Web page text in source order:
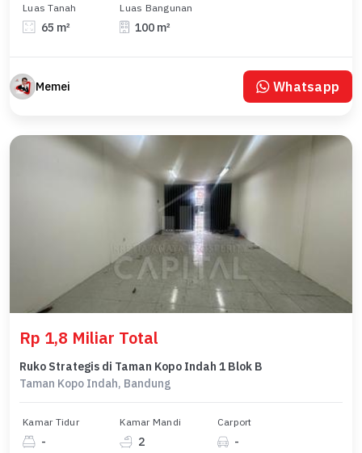
Luas Tanah
65 m²
Luas Bangunan
100 m²
Memei Whatsapp
Rp 1,8 Miliar Total
Ruko Strategis di Taman Kopo Indah 1 Blok B
Taman Kopo Indah, Bandung
Kamar Tidur
-
Kamar Mandi
2
Carport
-